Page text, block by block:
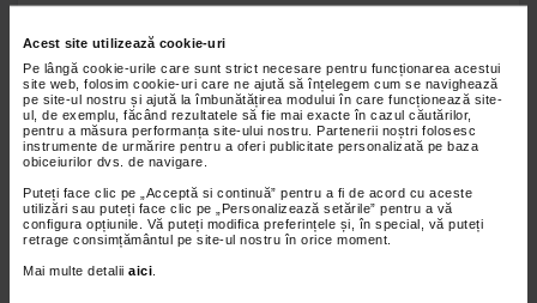
Acest site utilizează cookie-uri
Pe lângă cookie-urile care sunt strict necesare pentru funcționarea acestui
site web, folosim cookie-uri care ne ajută să înțelegem cum se navighează
pe site-ul nostru și ajută la îmbunătățirea modului în care funcționează site-
ul, de exemplu, făcând rezultatele să fie mai exacte în cazul căutărilor,
pentru a măsura performanța site-ului nostru. Partenerii noștri folosesc
instrumente de urmărire pentru a oferi publicitate personalizată pe baza
obiceiurilor dvs. de navigare.
Puteți face clic pe „Acceptă si continuă” pentru a fi de acord cu aceste
utilizări sau puteți face clic pe „Personalizează setările” pentru a vă
configura opțiunile. Vă puteți modifica preferințele și, în special, vă puteți
retrage consimțământul pe site-ul nostru în orice moment.
Mai multe detalii aici
compreselor reci(cu gheata), insa nu direct pe piele. Se va
utiliza un prosop (in care va sta gheata) si acesta va fi apoi
aplicat pe zona lezata. Totodata, folosirea unuibandaj
elasticcare sa sustina zona si structurile afectate va fi de
real ajutor in procesul de vindecare. Si, nu in ultimul rand,
daca entorsa este la nivelul membrului inferior este de
preferat ca cel mic sa stea cat mai mult cu piciorul ridicat
Pentru a grabi vindecarea copiilor care au suferit oentorsa
medicii pot prescrie diverse antiinflamatoare si antialgice
faceti insa abuz de aceste medicamente si nu le